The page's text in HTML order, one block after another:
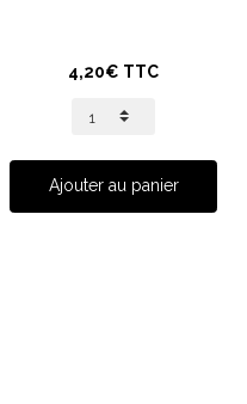
4,20€ TTC
Ajouter au panier